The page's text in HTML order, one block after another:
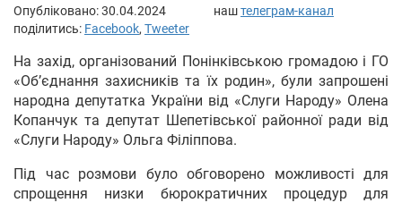
Опубліковано:30.04.2024 наштелеграм-канал
поділитись: Facebook, Tweeter
На захід, організований Понінківською громадою і ГО
«Обʼєднання захисників та їх родин», були запрошені
народна депутатка України від «Слуги Народу» Олена
Копанчук та депутат Шепетівської районної ради від
«Слуги Народу» Ольга Філіппова.
Під час розмови було обговорено можливості для
спрощення низки бюрократичних процедур для